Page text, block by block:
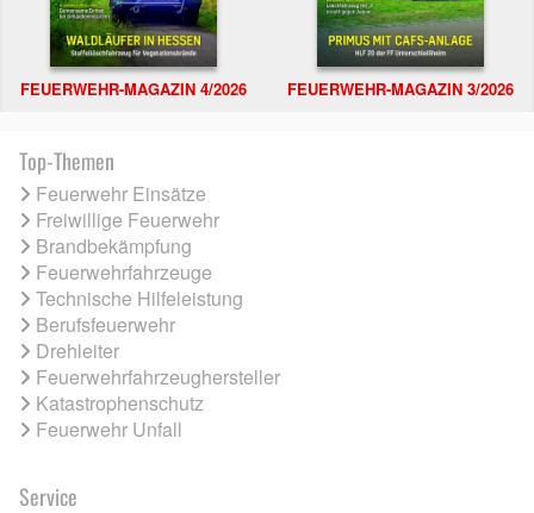
FEUERWEHR-MAGAZIN 4/2026 FEUERWEHR-MAGAZIN 3/2026
Top-Themen
Feuerwehr Einsätze
Freiwillige Feuerwehr
Brandbekämpfung
Feuerwehrfahrzeuge
Technische Hilfeleistung
Berufsfeuerwehr
Drehleiter
Feuerwehrfahrzeughersteller
Katastrophenschutz
Feuerwehr Unfall
Service